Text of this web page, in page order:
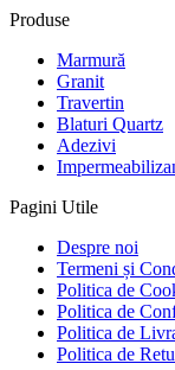
Produse
Marmură
Granit
Travertin
Blaturi Quartz
Adezivi
Pagini Utile
Despre noi
Termeni și
Politica de
Politica de
Politica de
Politica de